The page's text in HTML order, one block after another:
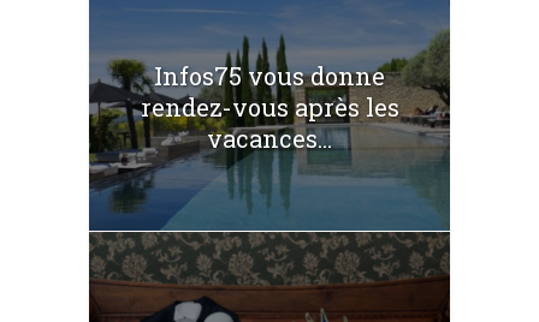
Infos75 vous donne
rendez-vous après les
vacances...